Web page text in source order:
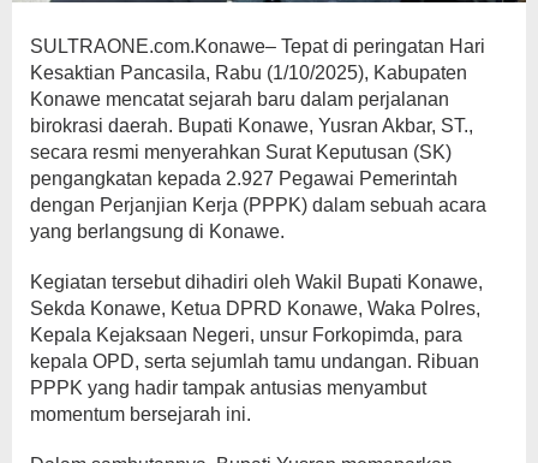
SULTRAONE.com.Konawe– Tepat di peringatan Hari
Kesaktian Pancasila, Rabu (1/10/2025), Kabupaten
Konawe mencatat sejarah baru dalam perjalanan
birokrasi daerah. Bupati Konawe, Yusran Akbar, ST.,
secara resmi menyerahkan Surat Keputusan (SK)
pengangkatan kepada 2.927 Pegawai Pemerintah
dengan Perjanjian Kerja (PPPK) dalam sebuah acara
yang berlangsung di Konawe.
Kegiatan tersebut dihadiri oleh Wakil Bupati Konawe,
Sekda Konawe, Ketua DPRD Konawe, Waka Polres,
Kepala Kejaksaan Negeri, unsur Forkopimda, para
kepala OPD, serta sejumlah tamu undangan. Ribuan
PPPK yang hadir tampak antusias menyambut
momentum bersejarah ini.